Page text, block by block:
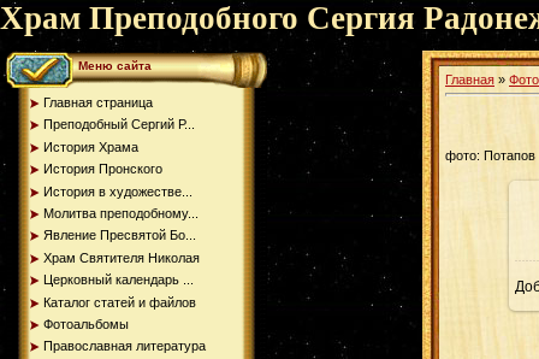
Храм Преподобного Сергия
Меню сайта
Главная страница
Преподобный Сергий Р...
История Храма
История Пронского
История в художестве...
Молитва преподобному...
Явление Пресвятой Бо...
Храм Святителя Николая
Церковный календарь ...
Каталог статей и файлов
Фотоальбомы
Православная литература
Главная »
фото: